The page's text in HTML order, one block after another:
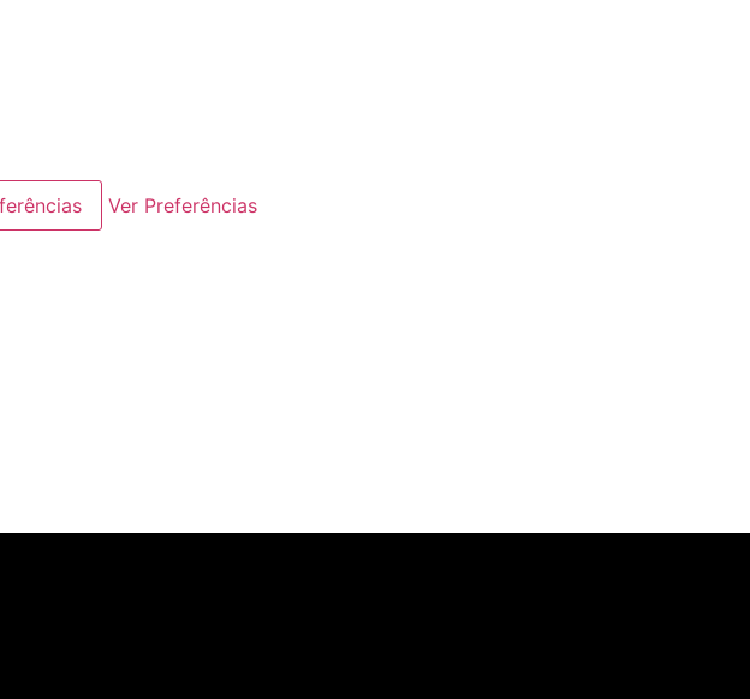
Ver Preferências